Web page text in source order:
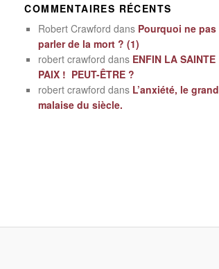
COMMENTAIRES RÉCENTS
Robert Crawford dans Pourquoi ne pas
parler de la mort ? (1)
robert crawford dans ENFIN LA SAINTE
PAIX ! PEUT-ÊTRE ?
robert crawford dans L’anxiété, le grand
malaise du siècle.